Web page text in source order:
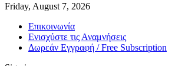
Friday, August 7, 2026
Επικοινωνία
Ενισχύστε τις Αναμνήσεις
Δωρεάν Εγγραφή / Free Subscription